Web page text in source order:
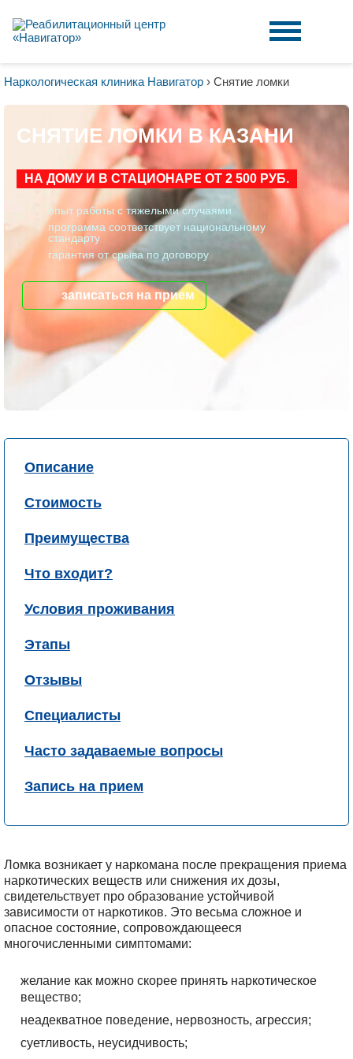
Наркологическая клиника Навигатор › Снятие ломки
СНЯТИЕ ЛОМКИ В КАЗАНИ
НА ДОМУ И В СТАЦИОНАРЕ ОТ 2 500 РУБ.
опыт работы с тяжелыми случаями
программа соответствует национальному
стандарту
гарантия от срыва по договору
записаться на прием
Описание
Стоимость
Преимущества
Что входит?
Условия проживания
Этапы
Отзывы
Специалисты
Часто задаваемые вопросы
Запись на прием
Ломка возникает у наркомана после прекращения приема
наркотических веществ или снижения их дозы,
свидетельствует про образование устойчивой
зависимости от наркотиков. Это весьма сложное и
опасное состояние, сопровождающееся
многочисленными симптомами:
желание как можно скорее принять наркотическое
вещество;
неадекватное поведение, нервозность, агрессия;
суетливость, неусидчивость;